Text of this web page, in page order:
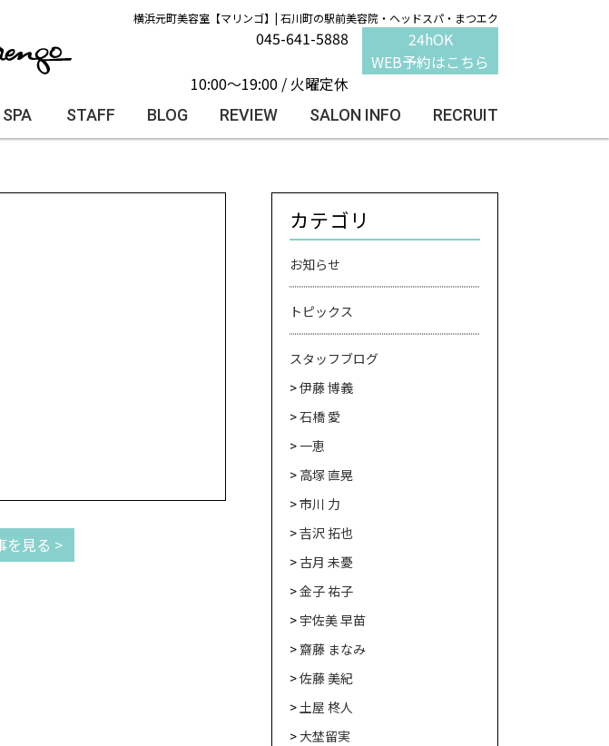
横浜元町美容室【マリンゴ】| 石川町の駅前美容院・ヘッドスパ・まつエク
045-641-5888
10:00～19:00 / 火曜定休
24hOK
WEB予約はこちら
STAFF BLOG REVIEW SALON INFO RECRUIT
を見る >
カテゴリ
お知らせ
トピックス
スタッフブログ
伊藤 博義
石橋 愛
一恵
高塚 直晃
市川 力
吉沢 拓也
古月 未憂
金子 祐子
宇佐美 早苗
齋藤 まなみ
佐藤 美紀
土屋 柊人
大埜留実